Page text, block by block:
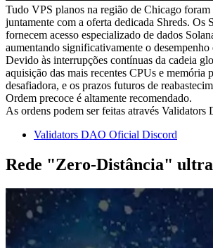
Tudo VPS planos na região de Chicago foram
juntamente com a oferta dedicada Shreds. Os
fornecem acesso especializado de dados
aumentando significativamente o desempenho
Devido às interrupções contínuas da cadeia
aquisição das mais recentes CPUs e memória
desafiadora, e os prazos futuros de
Ordem precoce é altamente recomendado.
As ordens podem ser feitas através
Validators DAO Oficial Discord
Rede "Zero-Distância"